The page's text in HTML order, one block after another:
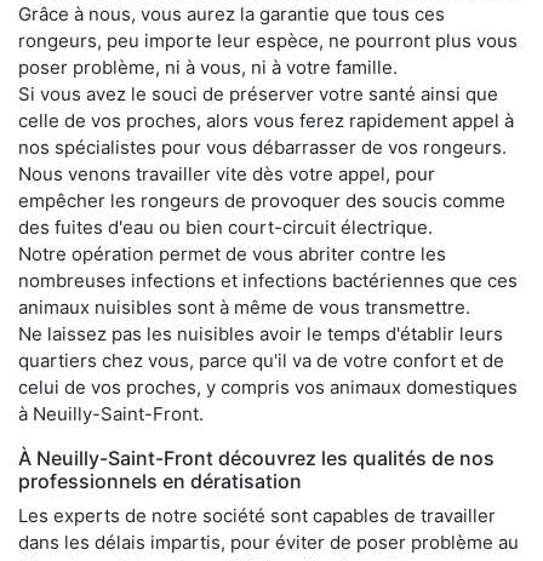
Grâce à nous, vous aurez la garantie que tous ces
rongeurs, peu importe leur espèce, ne pourront plus vous
poser problème, ni à vous, ni à votre famille.
Si vous avez le souci de préserver votre santé ainsi que
celle de vos proches, alors vous ferez rapidement appel à
nos spécialistes pour vous débarrasser de vos rongeurs.
Nous venons travailler vite dès votre appel, pour
empêcher les rongeurs de provoquer des soucis comme
des fuites d'eau ou bien court-circuit électrique.
Notre opération permet de vous abriter contre les
nombreuses infections et infections bactériennes que ces
animaux nuisibles sont à même de vous transmettre.
Ne laissez pas les nuisibles avoir le temps d'établir leurs
quartiers chez vous, parce qu'il va de votre confort et de
celui de vos proches, y compris vos animaux domestiques
à Neuilly-Saint-Front.
À Neuilly-Saint-Front découvrez les qualités de nos
professionnels en dératisation
Les experts de notre société sont capables de travailler
dans les délais impartis, pour éviter de poser problème au